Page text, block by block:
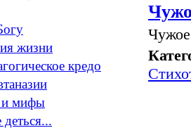
жизни
кредо
и мифы